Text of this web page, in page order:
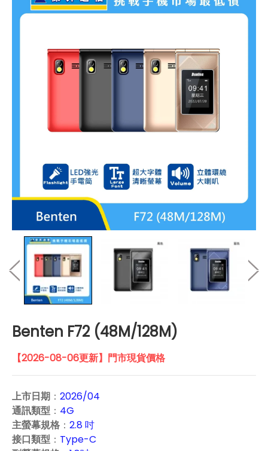
Benten F72 (48M/128M)
【2026-08-06更新】門市現貨價格
上市日期 ： 2026/04
通訊類型 ： 4G
主螢幕規格 ： 2.8 吋
接口類型 ： Type-C